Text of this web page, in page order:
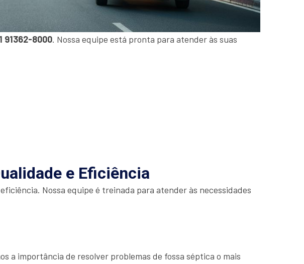
91362-8000. Nossa equipe está pronta para atender às suas
e Eficiência
Nossa equipe é treinada para atender às necessidades
a importância de resolver problemas de fossa séptica o mais